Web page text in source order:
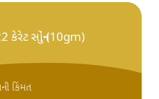
કેરેટ સોનું (10gm)
કિંમત